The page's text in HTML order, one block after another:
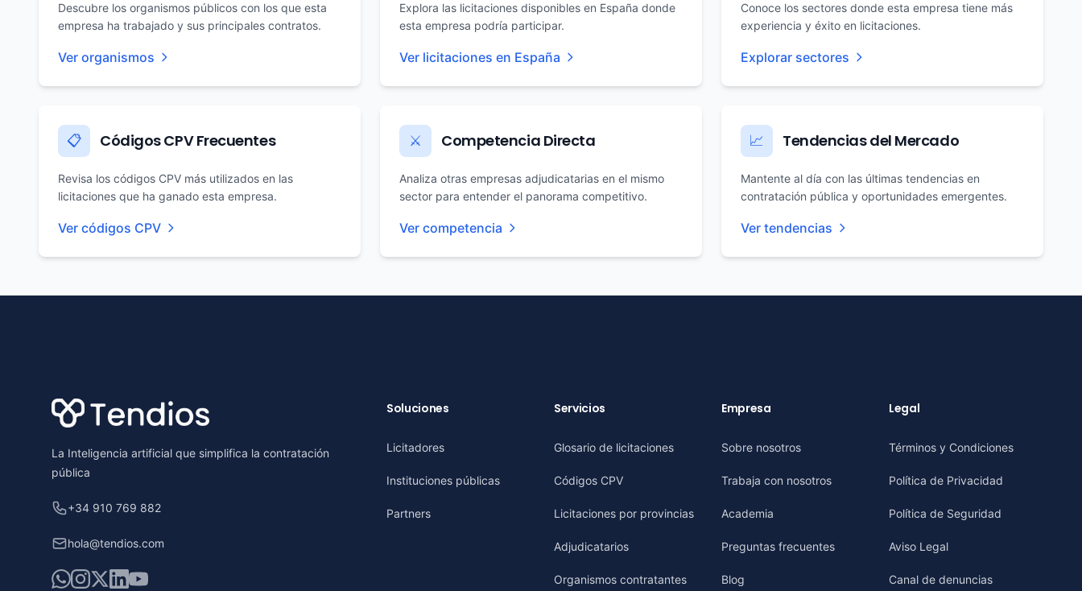
Descubre los organismos públicos con los que esta
empresa ha trabajado y sus principales contratos.
Ver organismos
Explora las licitaciones disponibles en España donde
esta empresa podría participar.
Ver licitaciones en España
Conoce los sectores donde esta empresa tiene más
experiencia y éxito en licitaciones.
Explorar sectores
📋 Códigos CPV Frecuentes
Revisa los códigos CPV más utilizados en las
licitaciones que ha ganado esta empresa.
Ver códigos CPV
⚔️ Competencia Directa
Analiza otras empresas adjudicatarias en el mismo
sector para entender el panorama competitivo.
Ver competencia
📈 Tendencias del Mercado
Mantente al día con las últimas tendencias en
contratación pública y oportunidades emergentes.
Ver tendencias
La Inteligencia artificial que simplifica la contratación
pública
+34 910 769 882
hola@tendios.com
WhatsApp
Instagram
X LinkedIn
YouTube
Soluciones
Licitadores
Instituciones públicas
Partners
Servicios
Glosario de licitaciones
Códigos CPV
Licitaciones por provincias
Adjudicatarios
Organismos contratantes
Empresa
Sobre nosotros
Trabaja con nosotros
Academia
Preguntas frecuentes
Blog
Legal
Términos y Condiciones
Política de Privacidad
Política de Seguridad
Aviso Legal
Canal de denuncias